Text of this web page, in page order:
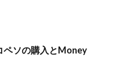
ペソの購入とMoney